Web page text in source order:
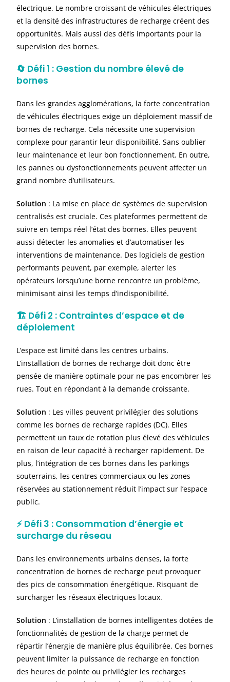
électrique. Le nombre croissant de véhicules électriques
et la densité des infrastructures de recharge créent des
opportunités. Mais aussi des défis importants pour la
supervision des bornes.
🔄 Défi 1 : Gestion du nombre élevé de
bornes
Dans les grandes agglomérations, la forte concentration
de véhicules électriques exige un déploiement massif de
bornes de recharge. Cela nécessite une supervision
complexe pour garantir leur disponibilité. Sans oublier
leur maintenance et leur bon fonctionnement. En outre,
les pannes ou dysfonctionnements peuvent affecter un
grand nombre d’utilisateurs.
Solution : La mise en place de systèmes de supervision
centralisés est cruciale. Ces plateformes permettent de
suivre en temps réel l’état des bornes. Elles peuvent
aussi détecter les anomalies et d’automatiser les
interventions de maintenance. Des logiciels de gestion
performants peuvent, par exemple, alerter les
opérateurs lorsqu’une borne rencontre un problème,
minimisant ainsi les temps d’indisponibilité.
🏗️ Défi 2 : Contraintes d’espace et de
déploiement
L’espace est limité dans les centres urbains.
L’installation de bornes de recharge doit donc être
pensée de manière optimale pour ne pas encombrer les
rues. Tout en répondant à la demande croissante.
Solution : Les villes peuvent privilégier des solutions
comme les bornes de recharge rapides (DC). Elles
permettent un taux de rotation plus élevé des véhicules
en raison de leur capacité à recharger rapidement. De
plus, l’intégration de ces bornes dans les parkings
souterrains, les centres commerciaux ou les zones
réservées au stationnement réduit l’impact sur l’espace
public.
⚡ Défi 3 : Consommation d’énergie et
surcharge du réseau
Dans les environnements urbains denses, la forte
concentration de bornes de recharge peut provoquer
des pics de consommation énergétique. Risquant de
surcharger les réseaux électriques locaux.
Solution : L’installation de bornes intelligentes dotées de
fonctionnalités de gestion de la charge permet de
répartir l’énergie de manière plus équilibrée. Ces bornes
peuvent limiter la puissance de recharge en fonction
des heures de pointe ou privilégier les recharges